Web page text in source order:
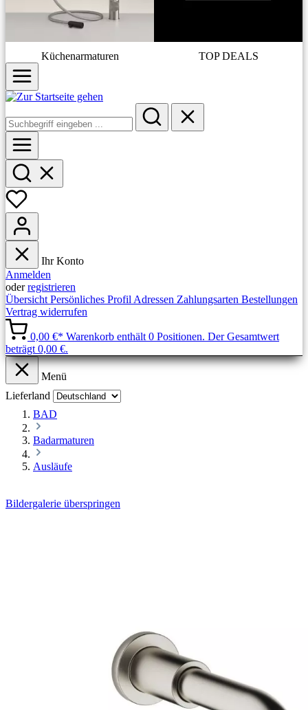
Küchenarmaturen TOP DEALS
Ihr Konto
Anmelden
oderregistrieren
Übersicht Persönliches Profil Adressen Zahlungsarten Bestellungen
Vertrag widerrufen
0,00 €* Warenkorb enthält 0 Positionen. Der Gesamtwert
beträgt 0,00 €.
Menü
Lieferland
BAD
Badarmaturen
Ausläufe
Bildergalerie überspringen